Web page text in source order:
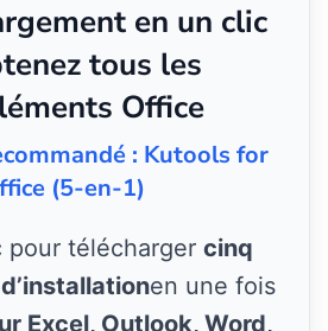
en un clic
tous les
Office
: Kutools for
(5-en-1)
pour télécharger cinq
en une fois
Excel, Outlook, Word,